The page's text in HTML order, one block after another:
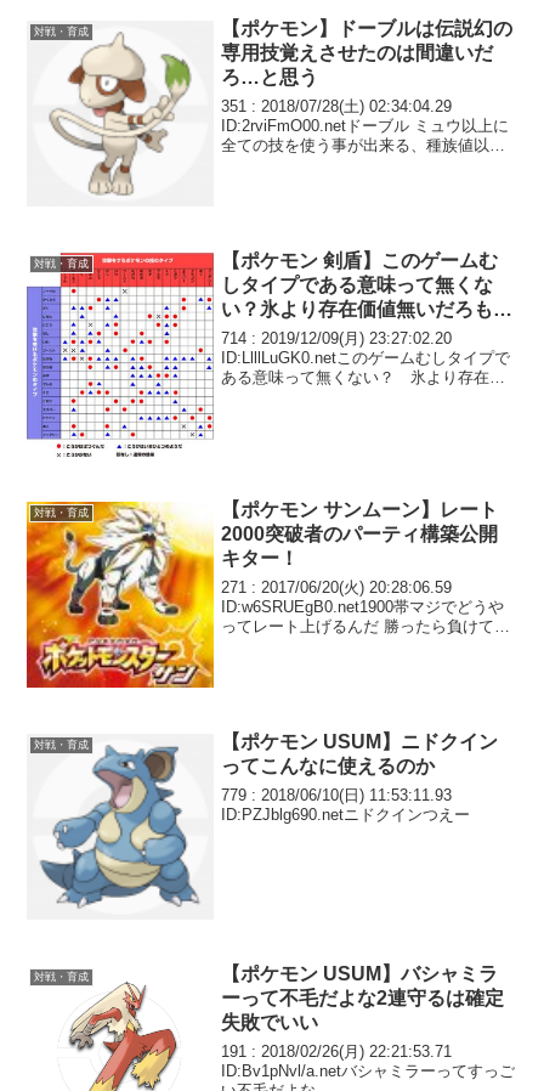
対戦・育成
【ポケモン】ドーブルは伝説幻の
専用技覚えさせたのは間違いだ
ろ…と思う
351 : 2018/07/28(土) 02:34:04.29
ID:2rviFmO00.netドーブル ミュウ以上に
全ての技を使う事が出来る、種族値以外
対戦・育成
【ポケモン 剣盾】このゲームむ
しタイプである意味って無くな
い？氷より存在価値無いだろもは
や
714 : 2019/12/09(月) 23:27:02.20
ID:LlllLuGK0.netこのゲームむしタイプで
ある意味って無くない？ 氷より存在価
対戦・育成
【ポケモン サンムーン】レート
2000突破者のパーティ構築公開
キター！
271 : 2017/06/20(火) 20:28:06.59
ID:w6SRUEgB0.net1900帯マジでどうや
ってレート上げるんだ 勝ったら負けての
対戦・育成
【ポケモン USUM】ニドクイン
ってこんなに使えるのか
779 : 2018/06/10(日) 11:53:11.93
ID:PZJblg690.netニドクインつえー
対戦・育成
【ポケモン USUM】バシャミラ
ーって不毛だよな2連守るは確定
失敗でいい
191 : 2018/02/26(月) 22:21:53.71
ID:Bv1pNvl/a.netバシャミラーってすっご